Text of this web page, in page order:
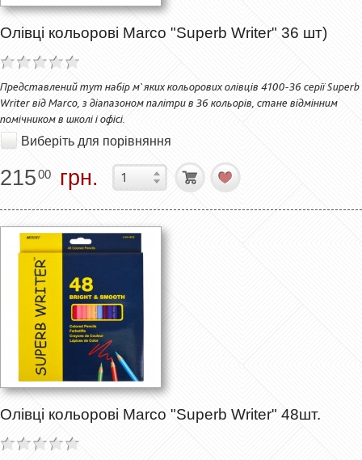
Олівці кольорові Marco "Superb Writer" 36 шт)
Представлений тут набір м`яких кольорових олівців 4100-36 серії Superb
Writer від Marco, з діапазоном палітри в 36 кольорів, стане відмінним
помічником в школі і офісі.
Виберіть для порівняння
21500 грн.
Олівці кольорові Marco "Superb Writer" 48шт.